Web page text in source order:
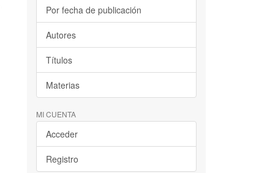
Por fecha de publicación
Autores
Títulos
Materias
MI CUENTA
Acceder
Registro